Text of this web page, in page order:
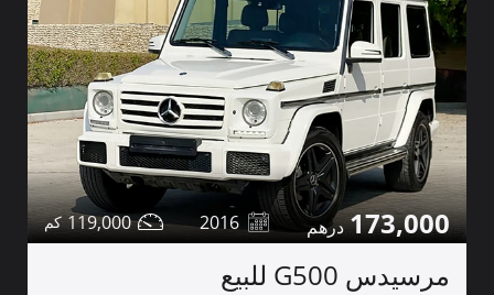
173,000
2016
119,000
مرسيدس G500 للبيع